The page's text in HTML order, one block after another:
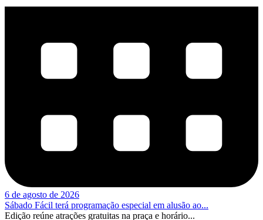
6 de agosto de 2026
Sábado Fácil terá programação especial em alusão ao...
Edição reúne atrações gratuitas na praça e horário...